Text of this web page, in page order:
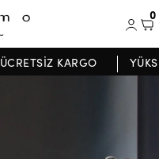
0
ÜCRETSİZ KARGO